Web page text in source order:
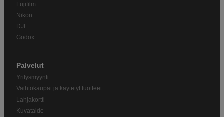
Fujifilm
Nikon
DJI
Godox
Palvelut
Yritysmyynti
Vaihtokaupat ja käytetyt tuotteet
Lahjakortti
Kuvataide